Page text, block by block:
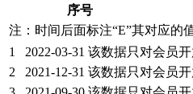
序号
注：时间后面标注“E”其对应的
1
2022-03-31 该数据只对会员
2
2021-12-31 该数据只对会员